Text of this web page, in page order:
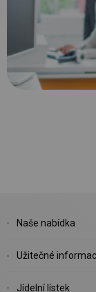
Naše nabídka
Užitečné
Jídelní lístek